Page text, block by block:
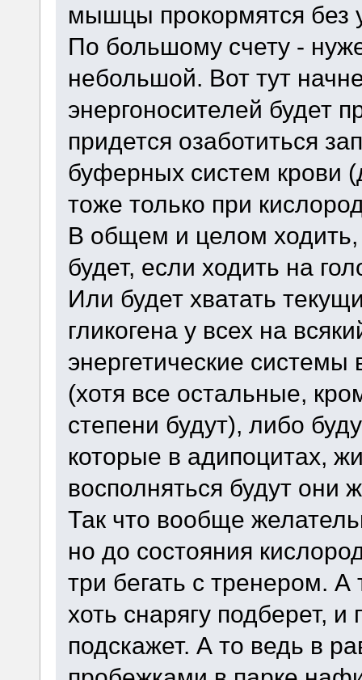
мышцы прокормятся без
По большому счету -
небольшой. Вот тут
энергоносителей будет
придется озаботиться
буферных систем крови
тоже только при
В общем и целом
будет, если ходить на
Или будет хватать
гликогена у всех на
энергетические
(хотя все остальные,
степени будут), либо
которые в адипоцитах,
восполняться будут они
Так что вообще
но до состояния
три бегать с тренером.
хоть снарягу подберет,
подскажет. А то ведь в